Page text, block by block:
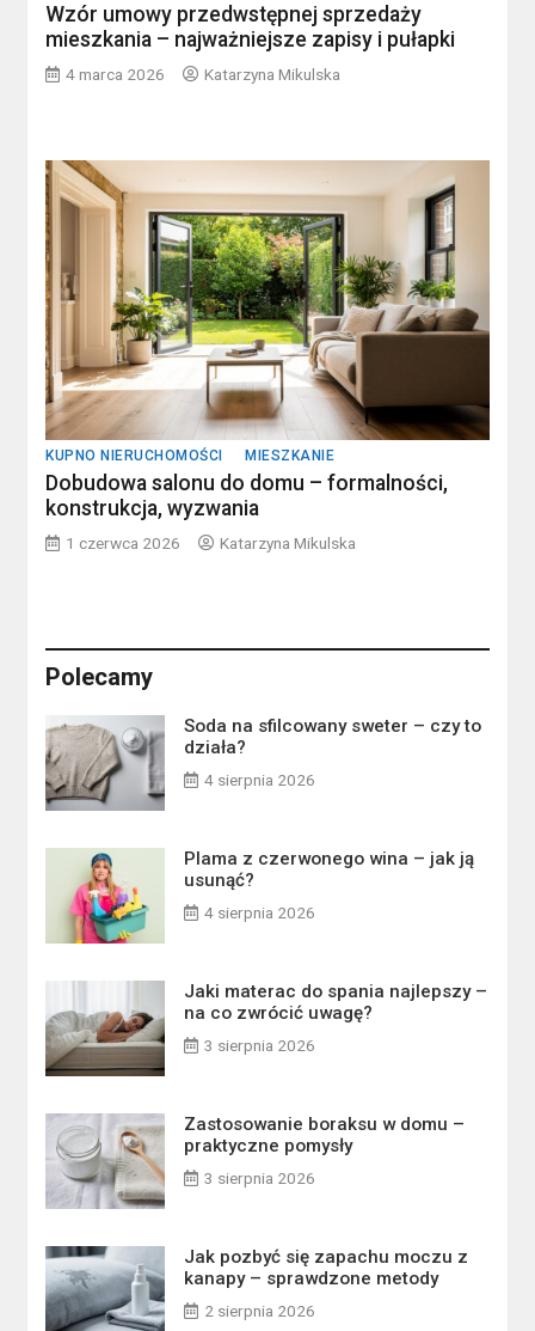
Wzór umowy przedwstępnej sprzedaży
mieszkania – najważniejsze zapisy i pułapki
4 marca 2026 Katarzyna Mikulska
KUPNO NIERUCHOMOŚCI MIESZKANIE
Dobudowa salonu do domu – formalności,
konstrukcja, wyzwania
1 czerwca 2026 Katarzyna Mikulska
Polecamy
Soda na sfilcowany sweter – czy to
działa?
4 sierpnia 2026
Plama z czerwonego wina – jak ją
usunąć?
4 sierpnia 2026
Jaki materac do spania najlepszy –
na co zwrócić uwagę?
3 sierpnia 2026
Zastosowanie boraksu w domu –
praktyczne pomysły
3 sierpnia 2026
Jak pozbyć się zapachu moczu z
kanapy – sprawdzone metody
2 sierpnia 2026